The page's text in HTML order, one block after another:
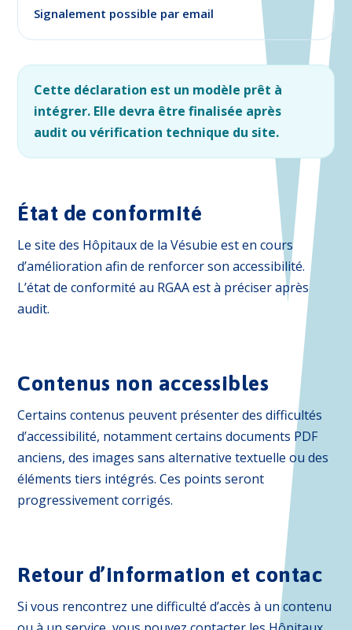
Signalement possible par email
Cette déclaration est un modèle prêt à
intégrer. Elle devra être finalisée après
audit ou vérification technique du site.
État de conformité
Le site des Hôpitaux de la Vésubie est en cours
d’amélioration afin de renforcer son accessibilité.
L’état de conformité au RGAA est à préciser après
audit.
Contenus non accessibles
Certains contenus peuvent présenter des difficultés
d’accessibilité, notamment certains documents PDF
anciens, des images sans alternative textuelle ou des
éléments tiers intégrés. Ces points seront
progressivement corrigés.
Retour d’information et contac
Si vous rencontrez une difficulté d’accès à un contenu